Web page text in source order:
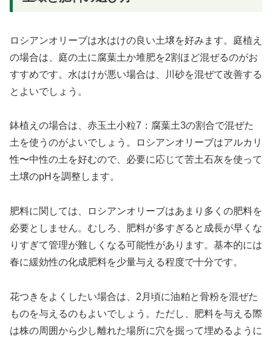
ロシアンオリーブは水はけの良い土壌を好みます。庭植え
の場合は、庭の土に腐葉土か堆肥を2割ほど混ぜるのがお
すすめです。水はけが悪い場合は、川砂を混ぜて改善する
とよいでしょう。
鉢植えの場合は、赤玉土小粒7：腐葉土3の割合で混ぜた
土を使うのがよいでしょう。ロシアンオリーブはアルカリ
性〜中性の土を好むので、必要に応じて苦土石灰を使って
土壌のpHを調整します。
肥料に関しては、ロシアンオリーブはあまり多くの肥料を
必要としません。むしろ、肥料が多すぎると成長が早くな
りすぎて管理が難しくなる可能性があります。基本的には
春に緩効性の化成肥料を少量与える程度で十分です。
花つきをよくしたい場合は、2月頃に油粕と骨粉を混ぜた
ものを与えるのもよいでしょう。ただし、肥料を与える際
は株の周囲から少し離れた場所に穴を掘って埋めるように